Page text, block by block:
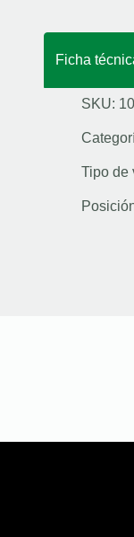
Ficha
SKU:
Tipo de